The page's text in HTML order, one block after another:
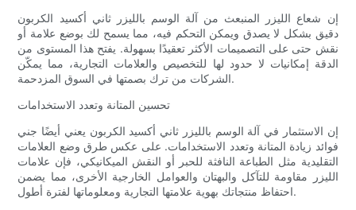
إن شعاع الليزر المنبعث من آلة الوسم بالليزر ثاني أكسيد الكربون
دقيق بشكل لا يصدق ويمكن التحكم فيه، مما يسمح لك بوضع علامة أو
نقش حتى على التصميمات الأكثر تعقيدًا بسهولة. يفتح هذا المستوى من
الدقة إمكانيات لا حدود لها للتخصيص والعلامات التجارية، مما يمكّن
الشركات من ترك بصمتها في السوق المزدحمة.
تحسين المتانة وتعدد الاستخدامات
إن الاستثمار في آلة الوسم بالليزر ثاني أكسيد الكربون يعني أيضًا جني
فوائد زيادة المتانة وتعدد الاستخدامات. على عكس طرق وضع العلامات
التقليدية مثل الطباعة النافثة للحبر أو النقش الميكانيكي، فإن علامات
الليزر مقاومة للتآكل والبهتان والعوامل الخارجية الأخرى، مما يضمن
احتفاظ منتجاتك بهوية علامتها التجارية ومعلوماتها لفترة أطول.